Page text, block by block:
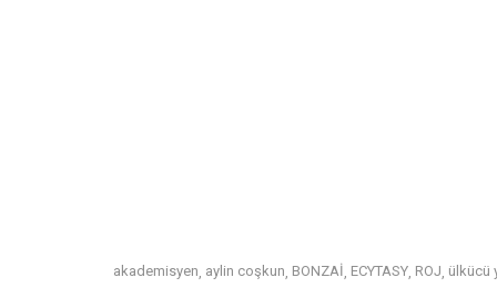
akademisyen, aylin coşkun, BONZAİ, ECYTASY, ROJ, ülkücü